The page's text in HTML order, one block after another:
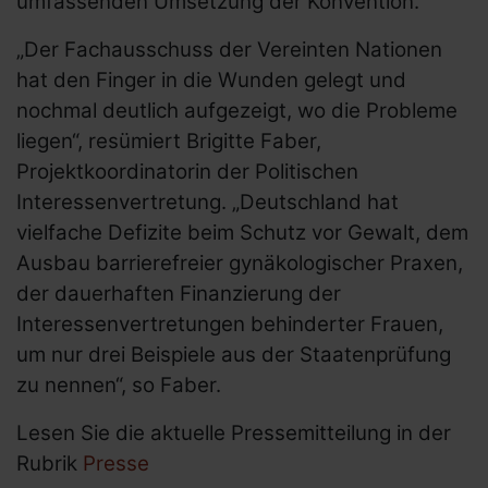
Ziele & Aufgaben
Transparenz
Tätigkeitsberichte und
Mittelherkunft
Unsere Angebote
Unsere Projekte
Unser Team
Mitgliedschaften
Social Media Netiquette
Erklärung zur Barrierefreiheit
Links und Adressen
„Der Fachausschuss der Vereinten Nationen
hat den Finger in die Wunden gelegt und
nochmal deutlich aufgezeigt, wo die Probleme
liegen“, resümiert Brigitte Faber,
Projektkoordinatorin der Politischen
Interessenvertretung. „Deutschland hat
vielfache Defizite beim Schutz vor Gewalt, dem
Ausbau barrierefreier gynäkologischer Praxen,
der dauerhaften Finanzierung der
Interessenvertretungen behinderter Frauen,
um nur drei Beispiele aus der Staatenprüfung
zu nennen“, so Faber.
Lesen Sie die aktuelle Pressemitteilung in der
Rubrik Presse